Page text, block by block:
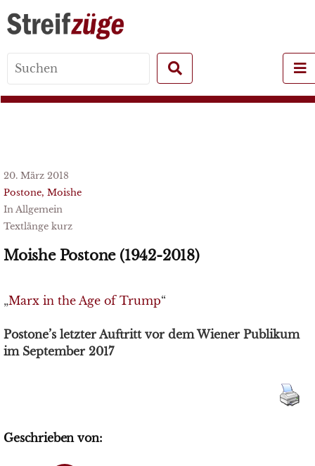
for:
20. März 2018
Postone, Moishe
In Allgemein
Textlänge kurz
Moishe Postone (1942-2018)
„Marx in the Age of Trump“
Postone’s letzter Auftritt vor dem Wiener Publikum
im September 2017
Geschrieben von: